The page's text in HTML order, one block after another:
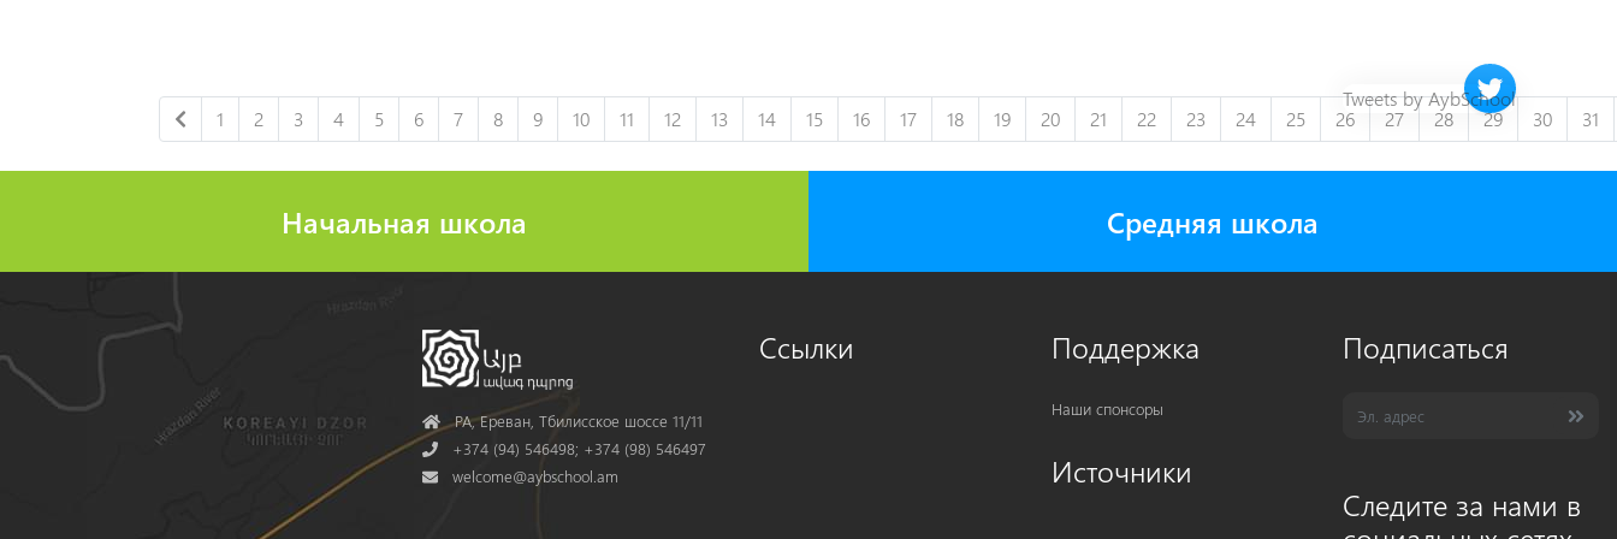
1 2 3 4 5 6 7 8 9 10 11 12 13 14 15 16 17 18 19 20 21 22 23 24 25 26 27 28 29 30 31
Twitter timeline
Tweets by AybSchool
Начальная школа Средняя школа
AddressРА, Ереван, Тбилисское шоссе 11/11
Phone+374 (94) 546498; +374 (98) 546497
Mail
welcome@aybschool.am
Ссылки Поддержка
Наши спонсоры
Источники
Подписаться
Следите за нами в